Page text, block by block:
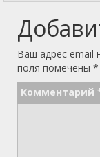
Ваш адрес email
поля помечены *
Комментарий